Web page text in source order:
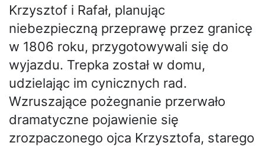
Krzysztof i Rafał, planując
niebezpieczną przeprawę przez granicę
w 1806 roku, przygotowywali się do
wyjazdu. Trepka został w domu,
udzielając im cynicznych rad.
Wzruszające pożegnanie przerwało
dramatyczne pojawienie się
zrozpaczonego ojca Krzysztofa, starego